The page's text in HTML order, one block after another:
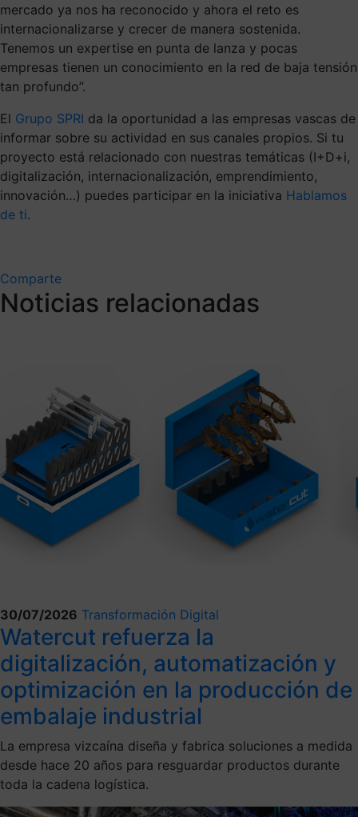
mercado ya nos ha reconocido y ahora el reto es
internacionalizarse y crecer de manera sostenida.
Tenemos un expertise en punta de lanza y pocas
empresas tienen un conocimiento en la red de baja tensión
tan profundo”.
El Grupo SPRI da la oportunidad a las empresas vascas de
informar sobre su actividad en sus canales propios. Si tu
proyecto está relacionado con nuestras temáticas (I+D+i,
digitalización, internacionalización, emprendimiento,
innovación…) puedes participar en la iniciativa Hablamos
de ti.
Comparte
Noticias relacionadas
30/07/2026 Transformación Digital
Watercut refuerza la
digitalización, automatización y
optimización en la producción de
embalaje industrial
La empresa vizcaína diseña y fabrica soluciones a medida
desde hace 20 años para resguardar productos durante
toda la cadena logística.